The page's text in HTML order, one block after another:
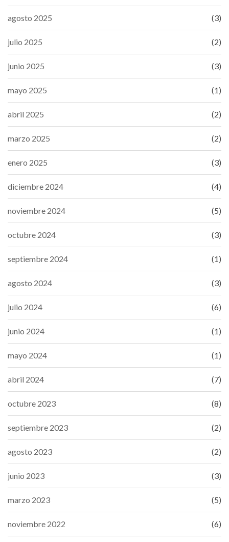
agosto 2025 (3)
julio 2025 (2)
junio 2025 (3)
mayo 2025 (1)
abril 2025 (2)
marzo 2025 (2)
enero 2025 (3)
diciembre 2024 (4)
noviembre 2024 (5)
octubre 2024 (3)
septiembre 2024 (1)
agosto 2024 (3)
julio 2024 (6)
junio 2024 (1)
mayo 2024 (1)
abril 2024 (7)
octubre 2023 (8)
septiembre 2023 (2)
agosto 2023 (2)
junio 2023 (3)
marzo 2023 (5)
noviembre 2022 (6)